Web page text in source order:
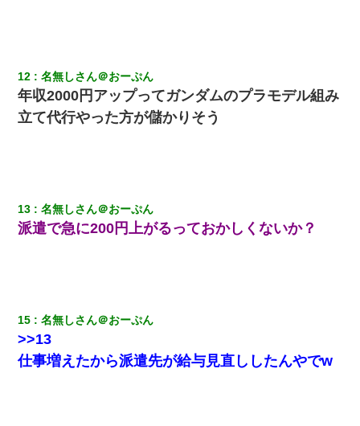
隣の部屋の住民の母親、オートロックを突破してマンションに入
り込んできたみたいで、ずっとドアの前で喚いてて滅茶苦茶うる
さかった。
夫の友達がBBQを定期的に開催して夫婦で参加してたんだけど、
女性側のリーダーみたいな人に「BBQは友達とやりなよ！」と言
この母親は娘の黒歴史を掘り出さないと死ぬんか？ 死ぬんか？
12 名無しさん＠おーぷん
年収2000円アップってガンダムのプラモデル組み
立て代行やった方が儲かりそう
13 名無しさん＠おーぷん
派遣で急に200円上がるっておかしくないか？
15 名無しさん＠おーぷん
>>13
仕事増えたから派遣先が給与見直ししたんやでw